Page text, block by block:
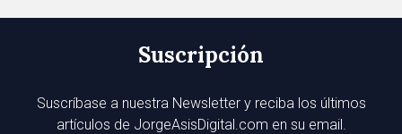
Suscripción
Suscríbase a nuestra Newsletter y reciba los últimos
artículos de JorgeAsisDigital.com en su email.